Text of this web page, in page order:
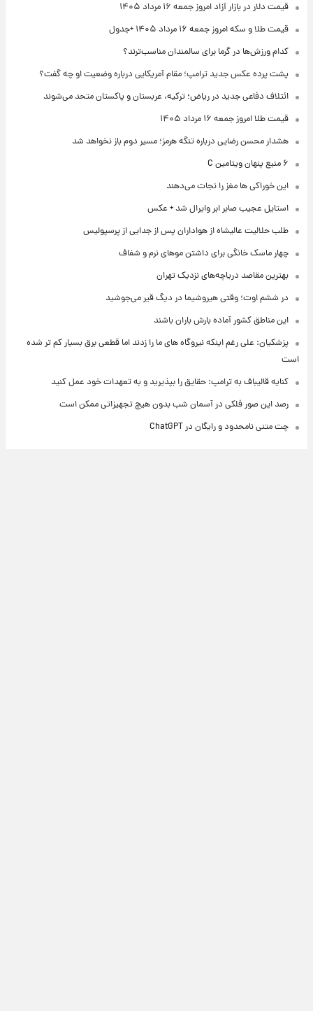
قیمت دلار در بازار آزاد امروز جمعه ۱۶ مرداد ۱۴۰۵
قیمت طلا و سکه امروز جمعه ۱۶ مرداد ۱۴۰۵ +جدول
کدام ورزش‌ها در گرما برای سالمندان مناسب‌ترند؟
پشت پرده عکس جدید ترامپ؛ مقام آمریکایی درباره وضعیت او چه گفت؟
ائتلاف دفاعی جدید در ریاض؛ ترکیه، عربستان و پاکستان متحد می‌شوند
قیمت طلا امروز جمعه ۱۶ مرداد ۱۴۰۵
هشدار محسن رضایی درباره تنگه هرمز؛ مسیر دوم باز نخواهد شد
۶ منبع پنهان ویتامین C
این خوراکی ها مغز را نجات می‌دهند
استایل عجیب صابر ابر وایرال شد + عکس
طلب حلالیت عالیشاه از هواداران پس از جدایی از پرسپولیس
چهار ماسک خانگی برای داشتن موهای نرم و شفاف
بهترین مقاصد دریاچه‌های نزدیک تهران
در ششم اوت؛ وقتی هیروشیما در دیگ قیر می‌جوشید
این مناطق کشور آماده بارش باران باشند
پزشکیان: علی رغم اینکه نیروگاه های ما را زدند اما قطعی برق بسیار کم تر شده
است
کنایه قالیباف به ترامپ: حقایق را بپذیرید و به تعهدات خود عمل کنید
رصد این صور فلکی در آسمان شب بدون هیچ تجهیزاتی ممکن است
چت متنی نامحدود و رایگان در ChatGPT